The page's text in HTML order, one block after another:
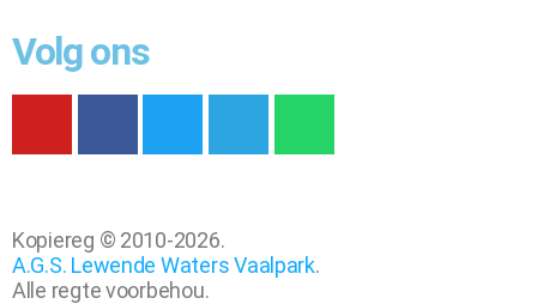
Volg ons
Kopiereg © 2010-2026.
A.G.S. Lewende Waters Vaalpark.
Alle regte voorbehou.